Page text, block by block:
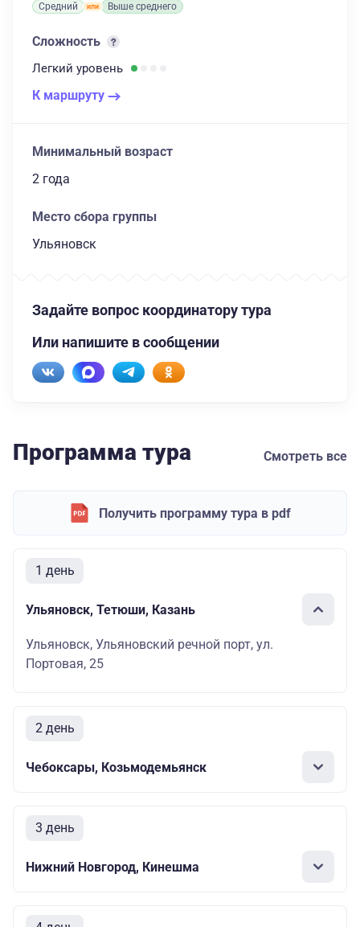
Средний Выше среднего
Сложность
Легкий уровень
К маршруту
Минимальный возраст
2 года
Место сбора группы
Ульяновск
Задайте вопрос координатору тура
Или напишите в сообщении
Программа тура Смотреть все
Получить программу тура в pdf
1 день
Ульяновск, Тетюши, Казань
Ульяновск, Ульяновский речной порт, ул.
Портовая, 25
2 день
Чебоксары, Козьмодемьянск
3 день
Нижний Новгород, Кинешма